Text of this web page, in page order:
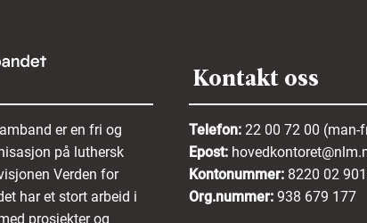
er en fri og
på luthersk
Verden for
har et stort arbeid i
prosjekter og
Kontakt oss
Telefon: 22 00 72 00 (man-
Epost:
Kontonummer: 8220 02
Org.nummer: 938 679 177